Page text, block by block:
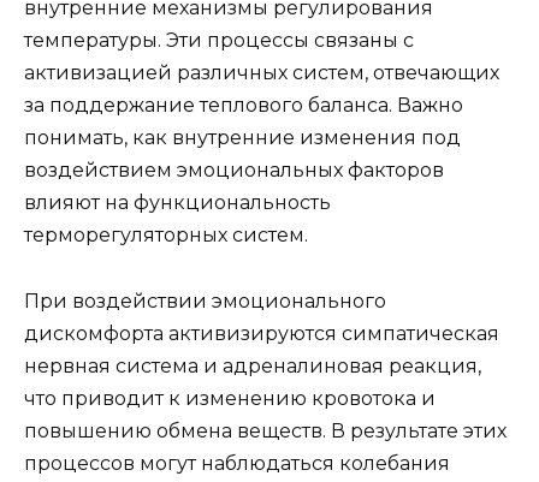
внутренние механизмы регулирования
температуры. Эти процессы связаны с
активизацией различных систем, отвечающих
за поддержание теплового баланса. Важно
понимать, как внутренние изменения под
воздействием эмоциональных факторов
влияют на функциональность
терморегуляторных систем.
При воздействии эмоционального
дискомфорта активизируются симпатическая
нервная система и адреналиновая реакция,
что приводит к изменению кровотока и
повышению обмена веществ. В результате этих
процессов могут наблюдаться колебания